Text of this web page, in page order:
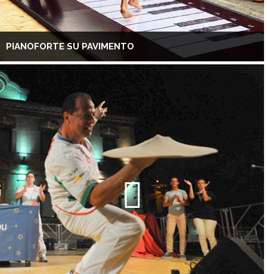
PIANOFORTE SU PAVIMENTO